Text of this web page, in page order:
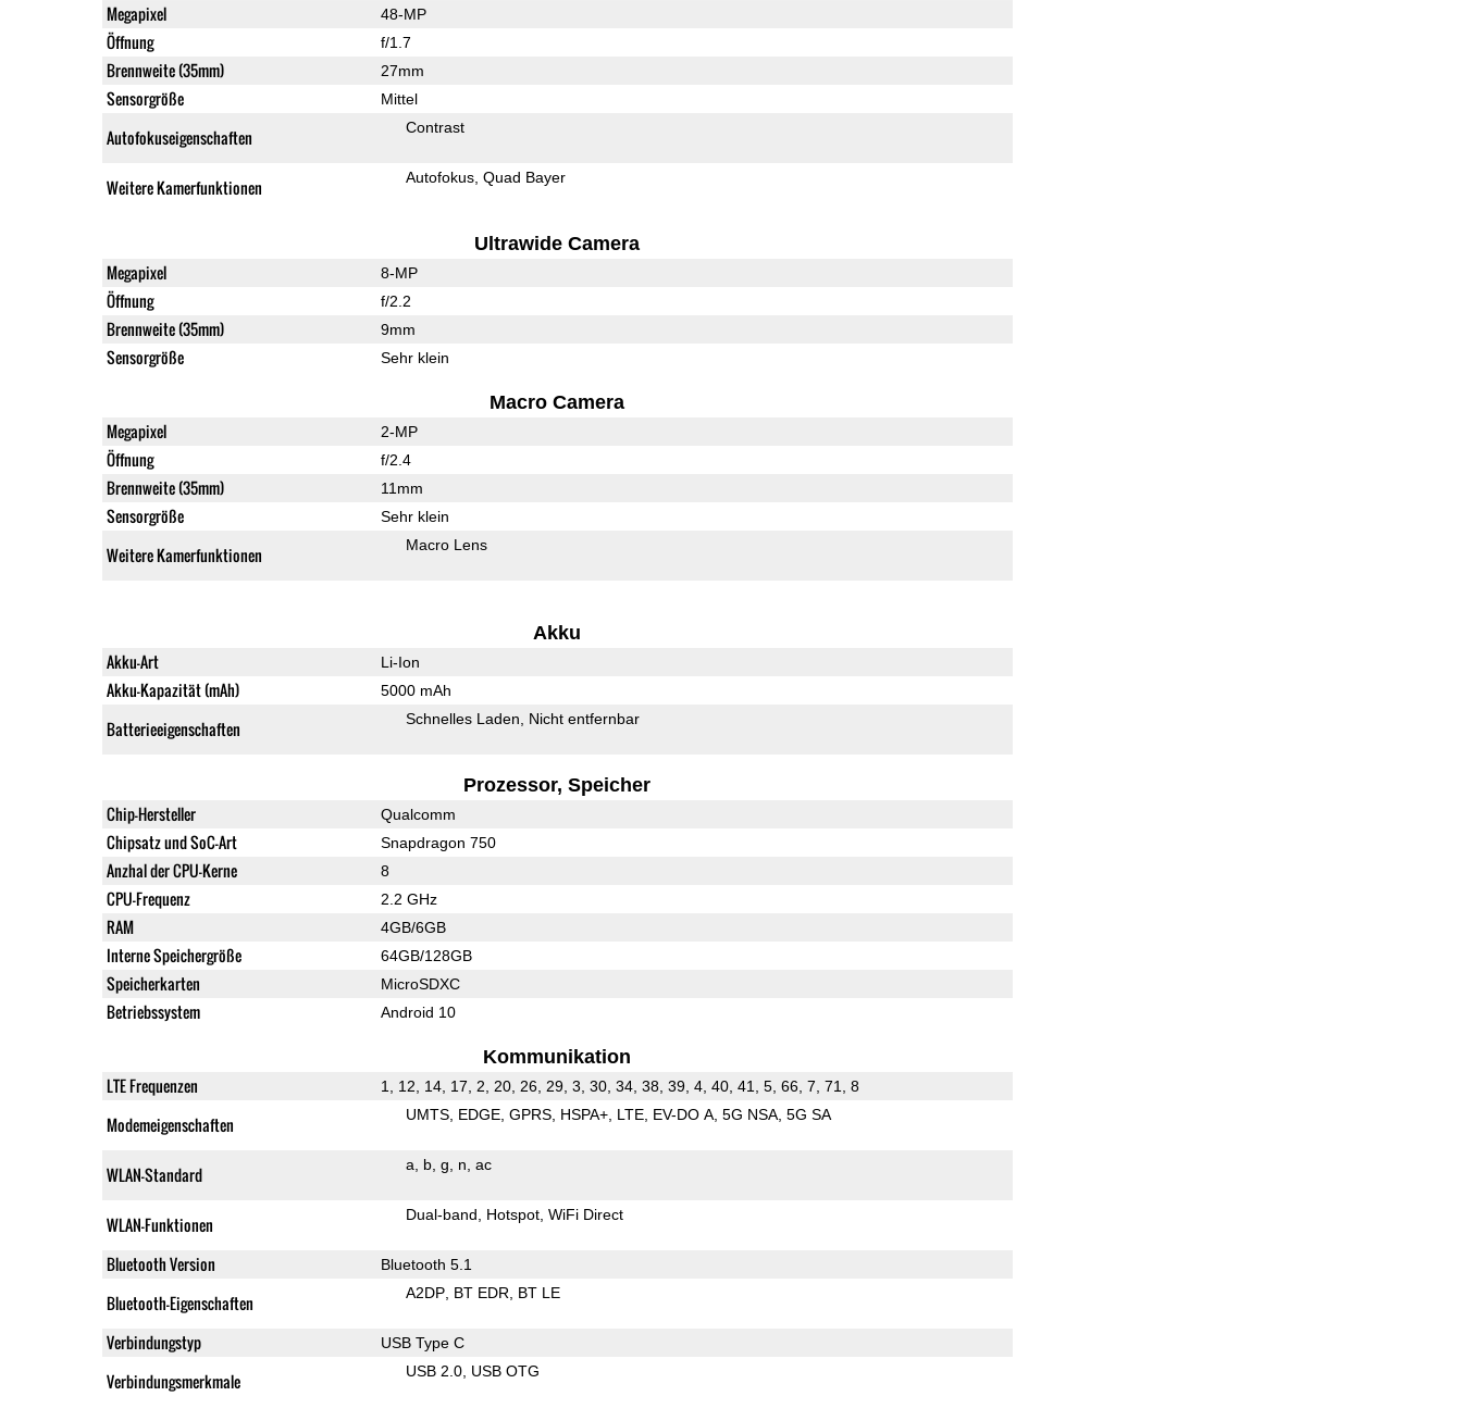
Megapixel 48-MP
Öffnung f/1.7
Brennweite (35mm) 27mm
Sensorgröße Mittel
Autofokuseigenschaften Contrast
Weitere Kamerfunktionen Autofokus Quad Bayer
Ultrawide Camera
Megapixel 8-MP
Öffnung f/2.2
Brennweite (35mm) 9mm
Sensorgröße Sehr klein
Macro Camera
Megapixel 2-MP
Öffnung f/2.4
Brennweite (35mm) 11mm
Sensorgröße Sehr klein
Weitere Kamerfunktionen Macro Lens
Akku
Akku-Art Li-Ion
Akku-Kapazität (mAh) 5000 mAh
Batterieeigenschaften Schnelles Laden Nicht entfernbar
Prozessor, Speicher
Chip-Hersteller Qualcomm
Chipsatz und SoC-Art Snapdragon 750
Anzhal der CPU-Kerne 8
CPU-Frequenz 2.2 GHz
RAM 4GB/6GB
Interne Speichergröße 64GB/128GB
Speicherkarten MicroSDXC
Betriebssystem Android 10
Kommunikation
LTE Frequenzen 1, 12, 14, 17, 2, 20, 26, 29, 3, 30, 34, 38, 39, 4, 40, 41, 5, 66, 7, 71, 8
Modemeigenschaften UMTS EDGE GPRS HSPA+ LTE EV-DO A 5G NSA 5G SA
WLAN-Standard a b g n ac
WLAN-Funktionen Dual-band Hotspot WiFi Direct
Bluetooth Version Bluetooth 5.1
Bluetooth-Eigenschaften A2DP BT EDR BT LE
Verbindungstyp USB Type C
Verbindungsmerkmale USB 2.0 USB OTG